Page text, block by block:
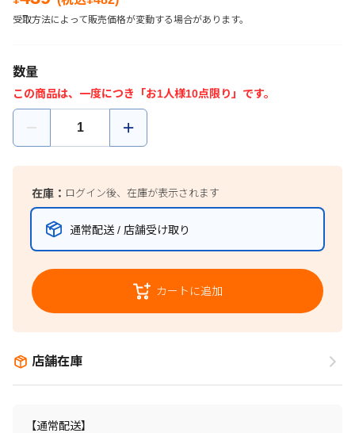
受取方法によって販売価格が変動する場合があります。
数量
この商品は、一度につき「お1人様10点限り」です。
在庫： ログイン後、在庫が表示されます
通常配送 / 店舗受け取り
カートに追加
店舗在庫
【通常配送】